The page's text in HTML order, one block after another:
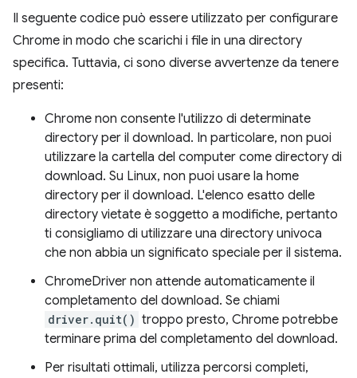
Il seguente codice può essere utilizzato per configurare
Chrome in modo che scarichi i file in una directory
specifica. Tuttavia, ci sono diverse avvertenze da tenere
presenti:
Chrome non consente l'utilizzo di determinate
directory per il download. In particolare, non puoi
utilizzare la cartella del computer come directory di
download. Su Linux, non puoi usare la home
directory per il download. L'elenco esatto delle
directory vietate è soggetto a modifiche, pertanto
ti consigliamo di utilizzare una directory univoca
che non abbia un significato speciale per il sistema.
ChromeDriver non attende automaticamente il
completamento del download. Se chiami
driver.quit() troppo presto, Chrome potrebbe
terminare prima del completamento del download.
Per risultati ottimali, utilizza percorsi completi,